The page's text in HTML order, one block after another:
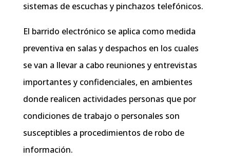
sistemas de escuchas y pinchazos telefónicos.
El barrido electrónico se aplica como medida
preventiva en salas y despachos en los cuales
se van a llevar a cabo reuniones y entrevistas
importantes y confidenciales, en ambientes
donde realicen actividades personas que por
condiciones de trabajo o personales son
susceptibles a procedimientos de robo de
información.